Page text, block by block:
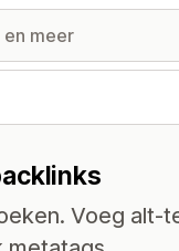
Voeg alt-